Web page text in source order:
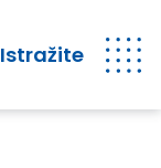
Istražite